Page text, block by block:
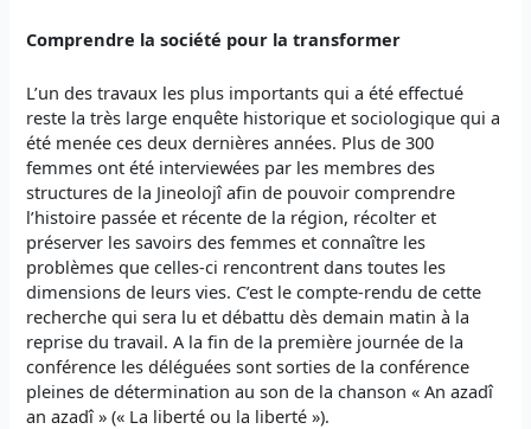
Comprendre la société pour la transformer
L’un des travaux les plus importants qui a été effectué
reste la très large enquête historique et sociologique qui a
été menée ces deux dernières années. Plus de 300
femmes ont été interviewées par les membres des
structures de la Jineolojî afin de pouvoir comprendre
l’histoire passée et récente de la région, récolter et
préserver les savoirs des femmes et connaître les
problèmes que celles-ci rencontrent dans toutes les
dimensions de leurs vies. C’est le compte-rendu de cette
recherche qui sera lu et débattu dès demain matin à la
reprise du travail. A la fin de la première journée de la
conférence les déléguées sont sorties de la conférence
pleines de détermination au son de la chanson « An azadî
an azadî » (« La liberté ou la liberté »).